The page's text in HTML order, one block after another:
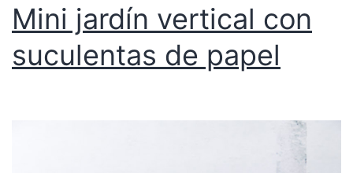
Mini jardín vertical con
suculentas de papel